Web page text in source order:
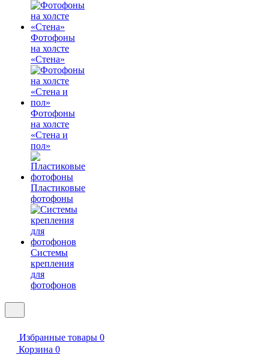
Фотофоны
на холсте
«Стена»
Фотофоны
на холсте
«Стена и
пол»
Пластиковые
фотофоны
Системы
крепления
для
фотофонов
Избранные товары 0
Корзина 0